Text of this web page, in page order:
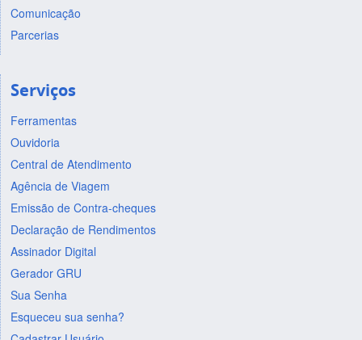
Comunicação
Parcerias
Serviços
Ferramentas
Ouvidoria
Central de Atendimento
Agência de Viagem
Emissão de Contra-cheques
Declaração de Rendimentos
Assinador Digital
Gerador GRU
Sua Senha
Esqueceu sua senha?